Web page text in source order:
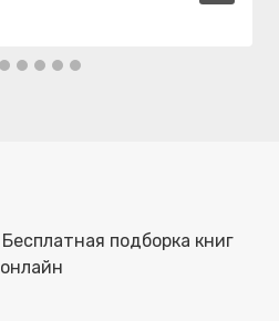
подборка книг
онлайн